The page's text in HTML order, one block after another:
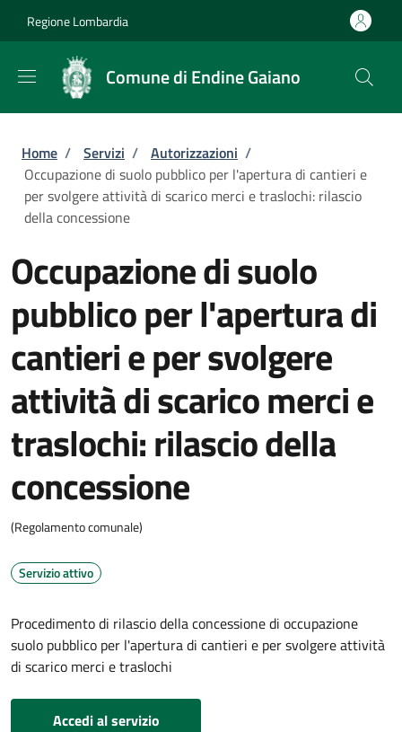
Regione Lombardia
Comune di Endine Gaiano
Briciole di pane
Home / Servizi / Autorizzazioni /
Occupazione di suolo pubblico per l'apertura di cantieri e
per svolgere attività di scarico merci e traslochi: rilascio
della concessione
Occupazione di suolo
pubblico per l'apertura di
cantieri e per svolgere
attività di scarico merci e
traslochi: rilascio della
concessione
(Regolamento comunale)
Servizio attivo
Procedimento di rilascio della concessione di occupazione
suolo pubblico per l'apertura di cantieri e per svolgere attività
di scarico merci e traslochi
Accedi al servizio